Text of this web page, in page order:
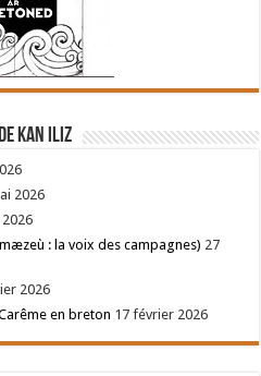
Kan Iliz
2026
: la voix des campagnes) 27
2026
en breton 17 février 2026